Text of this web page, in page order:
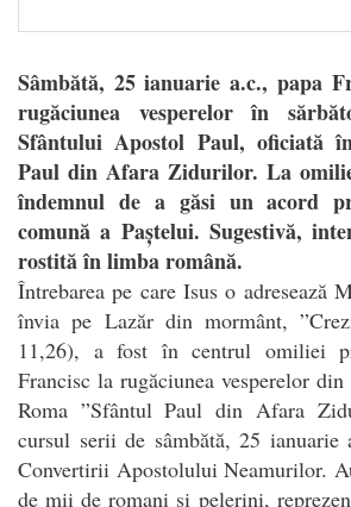
Sâmbătă, 25 ianuarie a.c., papa
rugăciunea vesperelor în
Sfântului Apostol Paul, oficiată
Paul din Afara Zidurilor. La
îndemnul de a găsi un acord
comună a Paștelui. Sugestivă,
rostită în limba română.
Întrebarea pe care Isus o adresează
învia pe Lazăr din mormânt,
11,26), a fost în centrul omiliei
Francisc la rugăciunea vesperelor
Roma ”Sfântul Paul din Afara
cursul serii de sâmbătă, 25 ianuarie
Convertirii Apostolului Neamurilor.
de mii de romani și pelerini,